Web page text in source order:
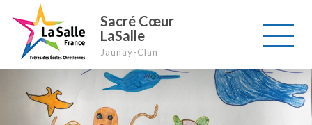
Sacré Cœur
LaSalle
Jaunay-Clan